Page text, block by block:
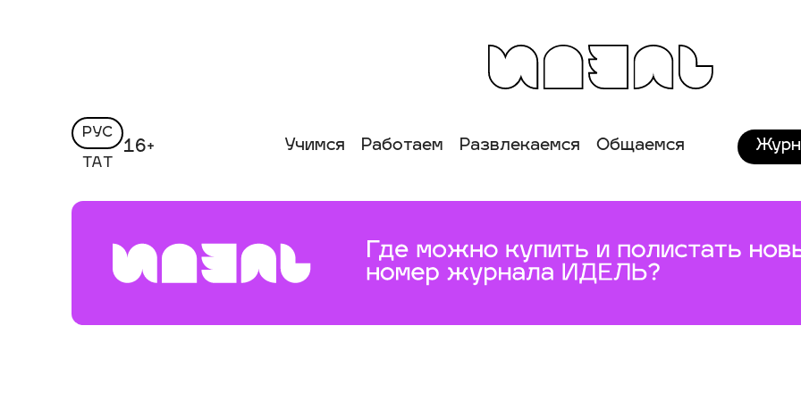
РУС
ТАТ
16+ Учимся Работаем Развлекаемся Общаемся